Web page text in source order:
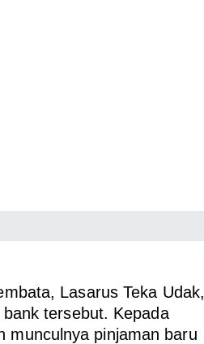
Lasarus Teka Udak,
tersebut. Kepada
munculnya pinjaman baru